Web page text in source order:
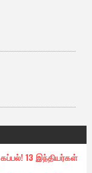
13 இந்தியர்கள்